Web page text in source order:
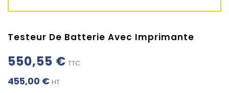
Testeur De Batterie Avec Imprimante
550,55 € TTC
455,00 € HT